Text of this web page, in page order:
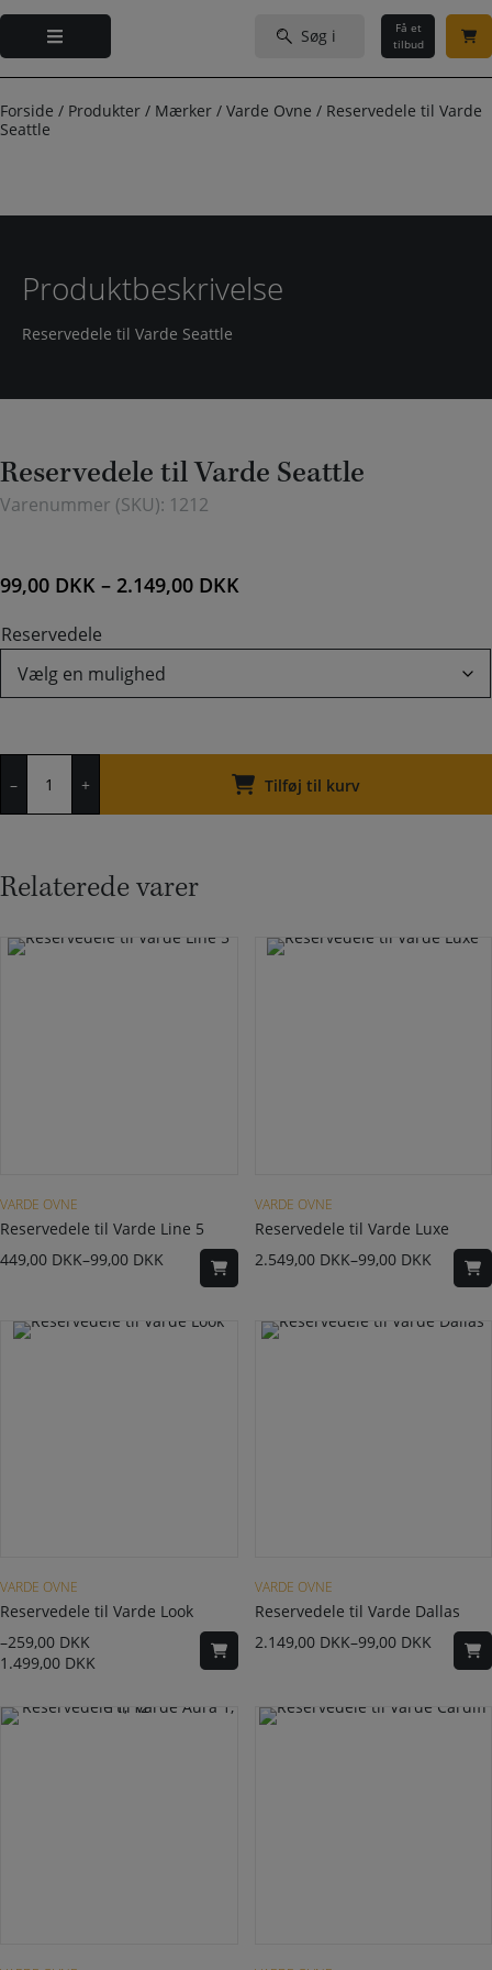
Hop
indholdet
efter:
Få et
tilbud
Forside / Produkter / Mærker / Varde Ovne / Reservedele til Varde
Seattle
Produktbeskrivelse
Reservedele til Varde Seattle
Reservedele til Varde Seattle
Varenummer (SKU): 1212
99,00 DKK – 2.149,00 DKK
Reservedele
–
til
+ Tilføj til kurv
Relaterede varer
VARDE OVNE
Reservedele til Varde Line 5
99,00 DKK
–
449,00 DKK
VARDE OVNE
Reservedele til Varde Luxe
99,00 DKK
–
2.549,00 DKK
VARDE OVNE
Reservedele til Varde Look
259,00 DKK
–
1.499,00 DKK
VARDE OVNE
Reservedele til Varde Dallas
99,00 DKK
–
2.149,00 DKK